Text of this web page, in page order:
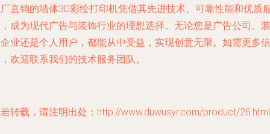
直销的墙体3D彩绘打印机凭借其先进技术、可靠性能和优质
成为现代广告与装饰行业的理想选择。无论您是广告公司、装
业还是个人用户，都能从中受益，实现创意无限。如需更多信
欢迎联系我们的技术服务团队。
转载，请注明出处：http://www.duwusyr.com/product/26.html